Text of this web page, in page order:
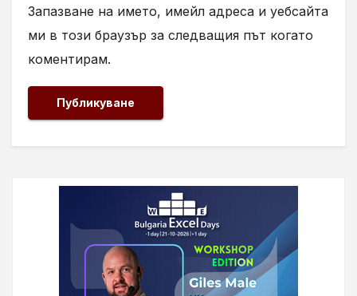
Запазване на името, имейл адреса и уебсайта
ми в този браузър за следващия път когато
коментирам.